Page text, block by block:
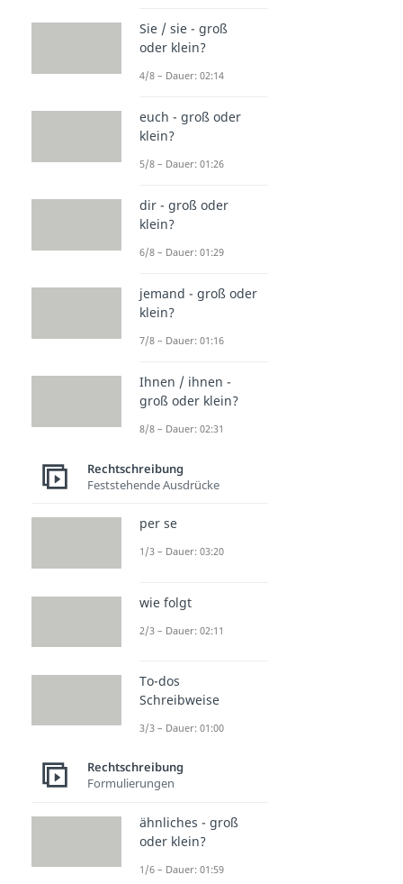
Sie / sie - groß
oder klein?
4/8 – Dauer: 02:14
euch - groß oder
klein?
5/8 – Dauer: 01:26
dir - groß oder
klein?
6/8 – Dauer: 01:29
jemand - groß oder
klein?
7/8 – Dauer: 01:16
Ihnen / ihnen -
groß oder klein?
8/8 – Dauer: 02:31
Rechtschreibung
Feststehende Ausdrücke
per se
1/3 – Dauer: 03:20
wie folgt
2/3 – Dauer: 02:11
To-dos
Schreibweise
3/3 – Dauer: 01:00
Rechtschreibung
Formulierungen
ähnliches - groß
oder klein?
1/6 – Dauer: 01:59